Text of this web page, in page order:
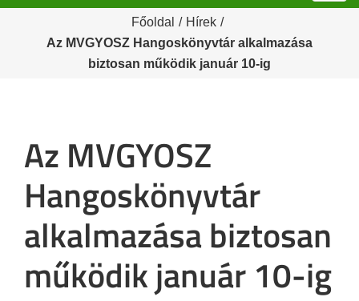
Főoldal / Hírek /
Az MVGYOSZ Hangoskönyvtár alkalmazása
biztosan működik január 10-ig
Az MVGYOSZ
Hangoskönyvtár
alkalmazása biztosan
működik január 10-ig